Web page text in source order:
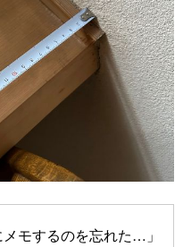
モするのを忘れた…」